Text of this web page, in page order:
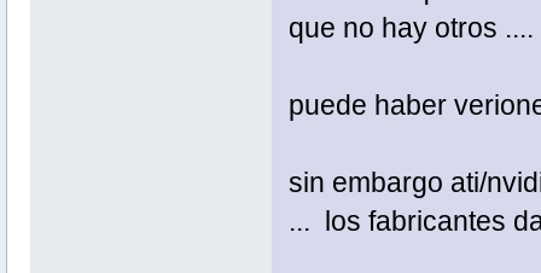
que no hay otros ....
puede haber
sin embargo ati/
... los fabricantes